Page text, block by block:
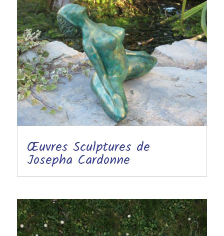
Œuvres Sculptures de
Josepha Cardonne